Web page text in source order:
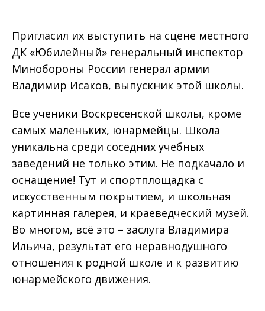
Пригласил их выступить на сцене местного
ДК «Юбилейный» генеральный инспектор
Минобороны России генерал армии
Владимир Исаков, выпускник этой школы.
Все ученики Воскресенской школы, кроме
самых маленьких, юнармейцы. Школа
уникальна среди соседних учебных
заведений не только этим. Не подкачало и
оснащение! Тут и спортплощадка с
искусственным покрытием, и школьная
картинная галерея, и краеведческий музей.
Во многом, всё это – заслуга Владимира
Ильича, результат его неравнодушного
отношения к родной школе и к развитию
юнармейского движения.